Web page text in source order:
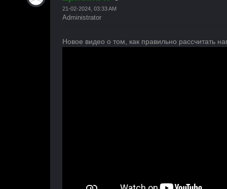
21-02-2024, 03:33 AM
Administrator
Новое видео о том, как правильно рассчитать